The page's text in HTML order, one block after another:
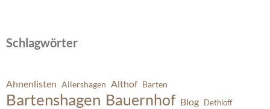
Schlagwörter
Ahnenlisten Allershagen Althof Barten
Bartenshagen Bauernhof Blog Dethloff